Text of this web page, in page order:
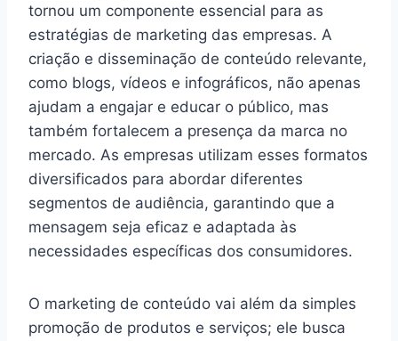
tornou um componente essencial para as
estratégias de marketing das empresas. A
criação e disseminação de conteúdo relevante,
como blogs, vídeos e infográficos, não apenas
ajudam a engajar e educar o público, mas
também fortalecem a presença da marca no
mercado. As empresas utilizam esses formatos
diversificados para abordar diferentes
segmentos de audiência, garantindo que a
mensagem seja eficaz e adaptada às
necessidades específicas dos consumidores.
O marketing de conteúdo vai além da simples
promoção de produtos e serviços; ele busca